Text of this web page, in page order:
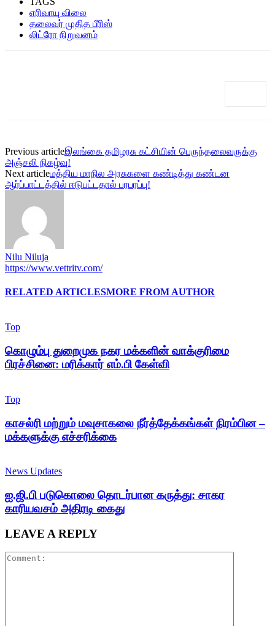
எரிவாயு விலை
தலைவர் முதித பீரிஸ்
லிட்ரோ நிறுவனம்
Previous articleஇலங்கை தமிழரசு கட்சியின் பெருந்தலைவருக்கு
அஞ்சலி நிகழ்வு!
Next articleமத்திய மாநில அரசுகளை கண்டித்து கண்டன
ஆர்ப்பாட்டத்தில் ஈடுபட்டதால் பரபரப்பு!
Nilu Niluja
https://www.vettritv.com/
RELATED ARTICLESMORE FROM AUTHOR
Top
கொழும்பு துறைமுக நகர மக்களின் வாக்குரிமை
பிரச்சினை: மரிக்கார் எம்.பி கேள்வி
Top
காசல்ரி மற்றும் மவுசாகலை நீர்த்தேக்கங்கள் நிரம்பின –
மக்களுக்கு எச்சரிக்கை
News Updates
ஐ.ஜி.பி படுகொலை தொடர்பான கருத்து: சாகர
காரியவசம் அதிரடி கைது
LEAVE A REPLY